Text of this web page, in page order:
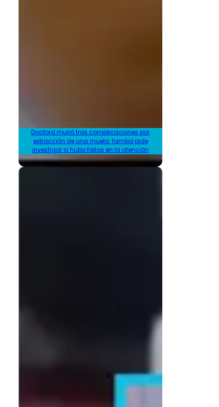
Doctora murió tras complicaciones por
extracción de una muela: familia pide
investigar si hubo fallas en la atención